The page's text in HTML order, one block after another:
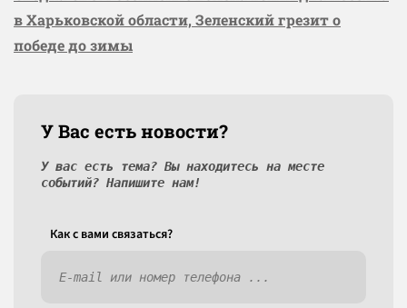
в Харьковской области, Зеленский грезит о
победе до зимы
У Вас есть новости?
У вас есть тема? Вы находитесь на месте
событий? Напишите нам!
Как c вами связаться?